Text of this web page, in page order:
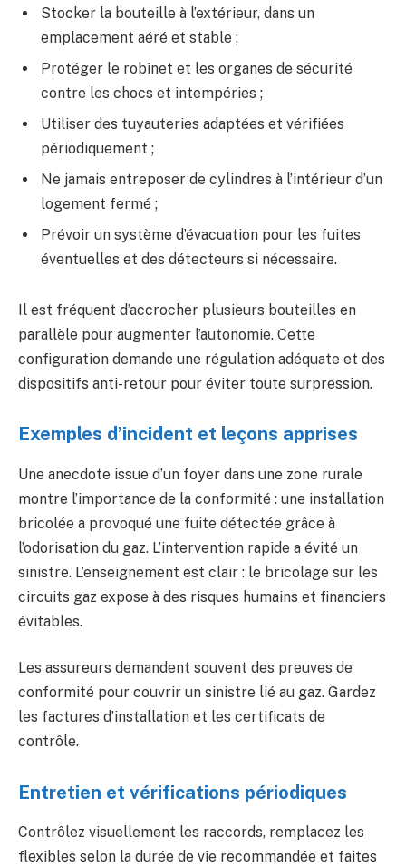
Stocker la bouteille à l’extérieur, dans un
emplacement aéré et stable ;
Protéger le robinet et les organes de sécurité
contre les chocs et intempéries ;
Utiliser des tuyauteries adaptées et vérifiées
périodiquement ;
Ne jamais entreposer de cylindres à l’intérieur d’un
logement fermé ;
Prévoir un système d’évacuation pour les fuites
éventuelles et des détecteurs si nécessaire.
Il est fréquent d’accrocher plusieurs bouteilles en
parallèle pour augmenter l’autonomie. Cette
configuration demande une régulation adéquate et des
dispositifs anti-retour pour éviter toute surpression.
Exemples d’incident et leçons apprises
Une anecdote issue d’un foyer dans une zone rurale
montre l’importance de la conformité : une installation
bricolée a provoqué une fuite détectée grâce à
l’odorisation du gaz. L’intervention rapide a évité un
sinistre. L’enseignement est clair : le bricolage sur les
circuits gaz expose à des risques humains et financiers
évitables.
Les assureurs demandent souvent des preuves de
conformité pour couvrir un sinistre lié au gaz. Gardez
les factures d’installation et les certificats de
contrôle.
Entretien et vérifications périodiques
Contrôlez visuellement les raccords, remplacez les
flexibles selon la durée de vie recommandée et faites